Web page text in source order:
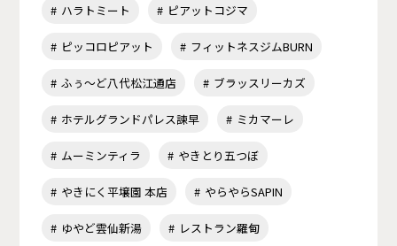
ハラトミート ピアットコジマ
ピッコロピアット フィットネスジムBURN
ふぅ～ど八代松江通店 ブラッスリーカズ
ホテルグランドパレス諫早 ミカマーレ
ムーミンティラ やきとり五つぼ
やきにく平壌園 本店 やらやらSAPIN
ゆやど雲仙新湯 レストラン羅甸